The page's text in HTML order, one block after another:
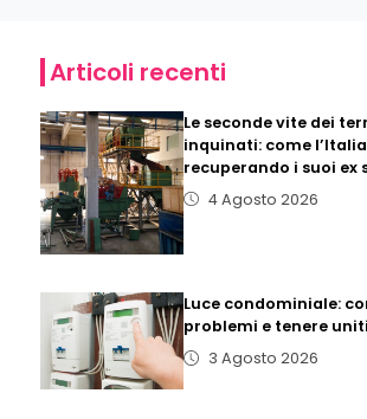
Articoli recenti
Le seconde vite dei
inquinati: come
recuperando i suoi
4 Agosto 2026
Luce condominiale:
problemi e tenere
3 Agosto 2026